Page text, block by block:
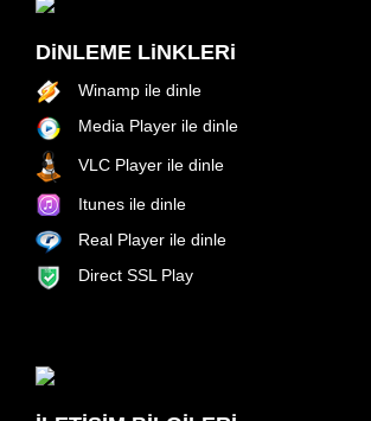
DiNLEME LiNKLERi
Winamp ile dinle
Media Player ile dinle
VLC Player ile dinle
Itunes ile dinle
Real Player ile dinle
Direct SSL Play